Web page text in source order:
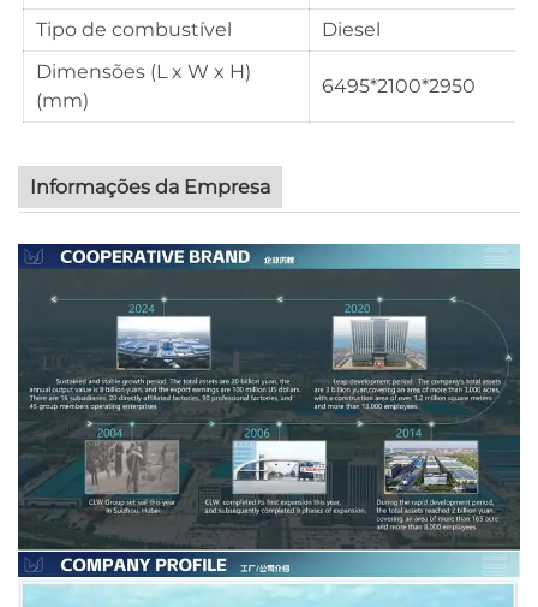
Tipo de combustível
Diesel
Dimensões (L x W x H)
(mm)
6495*2100*2950
Informações da Empresa